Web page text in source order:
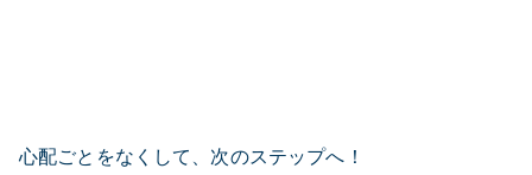
心配ごとをなくして、次のステップへ！